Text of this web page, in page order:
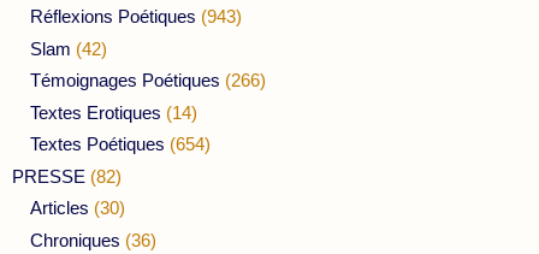
Réflexions Poétiques (943)
Slam (42)
Témoignages Poétiques (266)
Textes Erotiques (14)
Textes Poétiques (654)
PRESSE (82)
Articles (30)
Chroniques (36)